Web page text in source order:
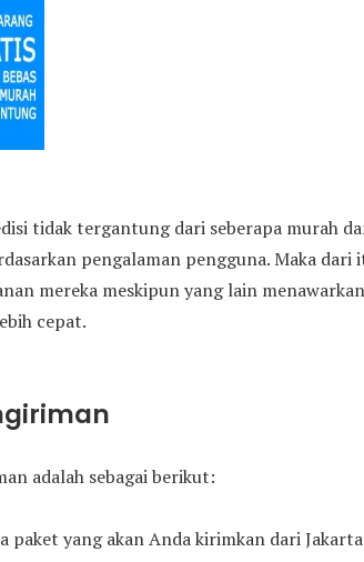
tidak tergantung dari seberapa murah
pengalaman pengguna. Maka dari
mereka meskipun yang lain
cepat.
adalah sebagai berikut:
paket yang akan Anda kirimkan dari